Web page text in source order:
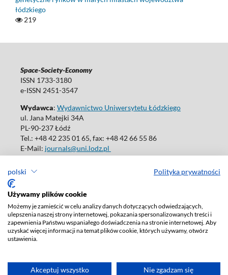
polski Polityka prywatności
Używamy plików cookie
Możemy je zamieścić w celu analizy danych dotyczących odwiedzających,
ulepszenia naszej strony internetowej, pokazania spersonalizowanych treści i
zapewnienia Państwu wspaniałego doświadczenia na stronie internetowej. Aby
uzyskać więcej informacji na temat plików cookie, których używamy, otwórz
ustawienia.
Akceptuj wszystko Nie zgadzam się
łódzkiego
219
Space-Society-Economy
ISSN 1733-3180
e-ISSN 2451-3547
Wydawca: Wydawnictwo Uniwersytetu Łódzkiego
ul. Jana Matejki 34A
PL-90-237 Łódź
Tel.: +48 42 235 01 65, fax: +48 42 66 55 86
E-Mail: journals@uni.lodz.pl
Deklaracja dostępności